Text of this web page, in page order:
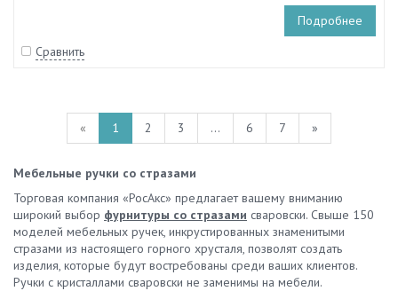
Подробнее
Сравнить
« 1 2 3 ... 6 7 »
Мебельные ручки со стразами
Торговая компания «РосАкс» предлагает вашему вниманию
широкий выбор фурнитуры со стразами сваровски. Свыше 150
моделей мебельных ручек, инкрустированных знаменитыми
стразами из настоящего горного хрусталя, позволят создать
изделия, которые будут востребованы среди ваших клиентов.
Ручки с кристаллами сваровски не заменимы на мебели.